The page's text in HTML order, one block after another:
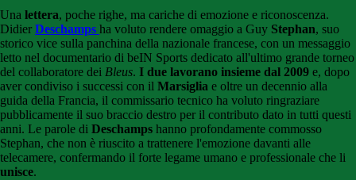
Una lettera, poche righe, ma cariche di emozione e riconoscenza.
Didier Deschamps ha voluto rendere omaggio a Guy Stephan, suo
storico vice sulla panchina della nazionale francese, con un messaggio
letto nel documentario di beIN Sports dedicato all'ultimo grande torneo
del collaboratore dei Bleus. I due lavorano insieme dal 2009 e, dopo
aver condiviso i successi con il Marsiglia e oltre un decennio alla
guida della Francia, il commissario tecnico ha voluto ringraziare
pubblicamente il suo braccio destro per il contributo dato in tutti questi
anni. Le parole di Deschamps hanno profondamente commosso
Stephan, che non è riuscito a trattenere l'emozione davanti alle
telecamere, confermando il forte legame umano e professionale che li
unisce.